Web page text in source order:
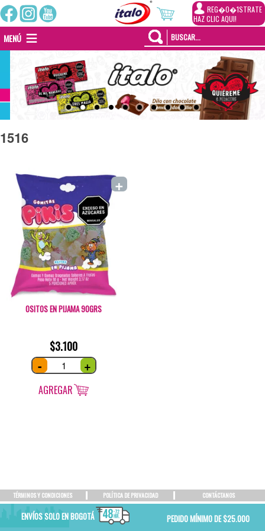
REG�0�1STRATE
HAZ CLIC AQUI!
MENÚ
1516
OSITOS EN PIJAMA 90GRS
$3.100
- Ositos
Pijama
quantity
+
AGREGAR
+
TÉRMINOS Y CONDICIONES POLÍTICA DE PRIVACIDAD CONTÁCTANOS
ENVÍOS SOLO EN BOGOTÁ PEDIDO MÍNIMO DE $25.000